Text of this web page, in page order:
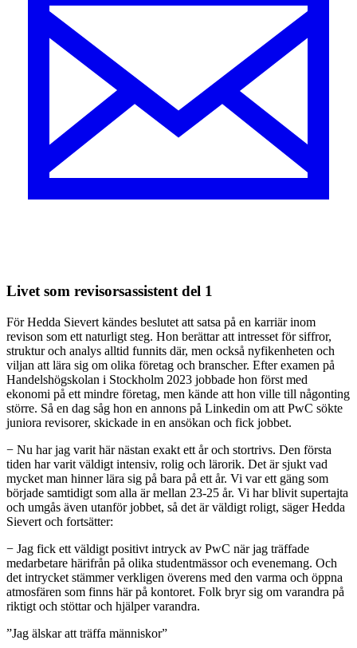
Livet som revisorsassistent del 1
För Hedda Sievert kändes beslutet att satsa på en karriär inom
revison som ett naturligt steg. Hon berättar att intresset för siffror,
struktur och analys alltid funnits där, men också nyfikenheten och
viljan att lära sig om olika företag och branscher. Efter examen på
Handelshögskolan i Stockholm 2023 jobbade hon först med
ekonomi på ett mindre företag, men kände att hon ville till någonting
större. Så en dag såg hon en annons på Linkedin om att PwC sökte
juniora revisorer, skickade in en ansökan och fick jobbet.
− Nu har jag varit här nästan exakt ett år och stortrivs. Den första
tiden har varit väldigt intensiv, rolig och lärorik. Det är sjukt vad
mycket man hinner lära sig på bara på ett år. Vi var ett gäng som
började samtidigt som alla är mellan 23-25 år. Vi har blivit supertajta
och umgås även utanför jobbet, så det är väldigt roligt, säger Hedda
Sievert och fortsätter:
− Jag fick ett väldigt positivt intryck av PwC när jag träffade
medarbetare härifrån på olika studentmässor och evenemang. Och
det intrycket stämmer verkligen överens med den varma och öppna
atmosfären som finns här på kontoret. Folk bryr sig om varandra på
riktigt och stöttar och hjälper varandra.
”Jag älskar att träffa människor”